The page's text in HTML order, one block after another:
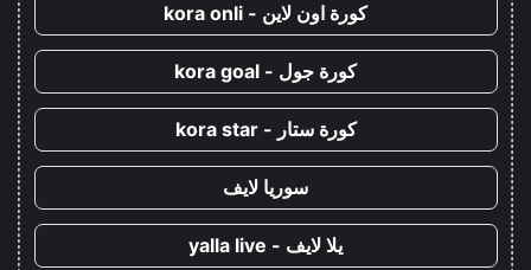
كورة اون لاين - kora onli
كورة جول - kora goal
كورة ستار - kora star
سوريا لايف
يلا لايف - yalla live